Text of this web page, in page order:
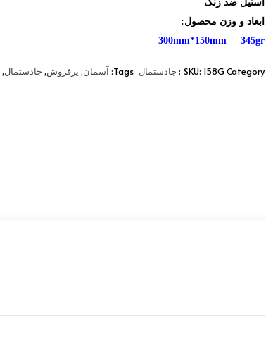
استیل ضد زنگ
ابعاد و وزن محصول:
300mm*150mm 345gr
SKU: 158GCategory: جادستمال Tags: آسمان, پرفروش, جادستمال,